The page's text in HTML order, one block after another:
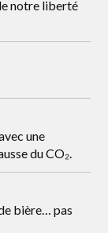
notre liberté
une
du CO₂.
bière… pas